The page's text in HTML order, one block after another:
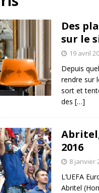
] Chassé-croisé Nike-adidas :
]
Pourquoi l’affichage
ACTIVATION
Des
sur le
19 avril
Depuis
rendre sur
sort et
des […]
Abritel,
2016
8 janvier
L’UEFA
Abritel